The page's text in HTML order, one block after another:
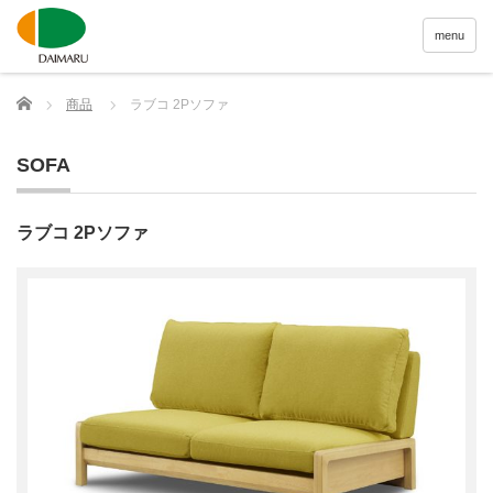
menu
Home 商品 ラブコ 2Pソファ
SOFA
ラブコ 2Pソファ